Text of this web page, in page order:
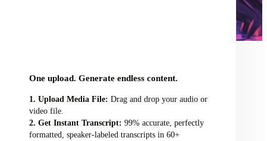
One upload. Generate endless content.
Upload Media File: Drag and drop your audio or
video file.
Get Instant Transcript: 99% accurate, perfectly
formatted, speaker-labeled transcripts in 60+